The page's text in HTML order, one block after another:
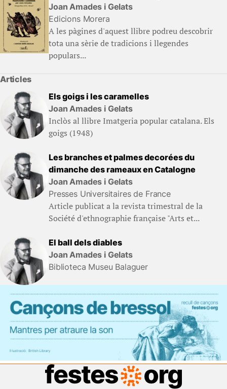
Joan Amades i Gelats
Edicions Morera
A les pàgines d'aquest llibre podreu descobrir
tota una sèrie de tradicions i llegendes
populars...
Articles
Els goigs i les caramelles
Joan Amades i Gelats
Inclòs al llibre Imatgeria popular catalana. Els
goigs (1948)
Les branches et palmes decorées du
dimanche des rameaux en Catalogne
Joan Amades i Gelats
Presses Universitaires de France
Article publicat a la revista trimestral de la
Société d'ethnographie française "Arts et...
El ball dels diables
Joan Amades i Gelats
Biblioteca Museu Balaguer